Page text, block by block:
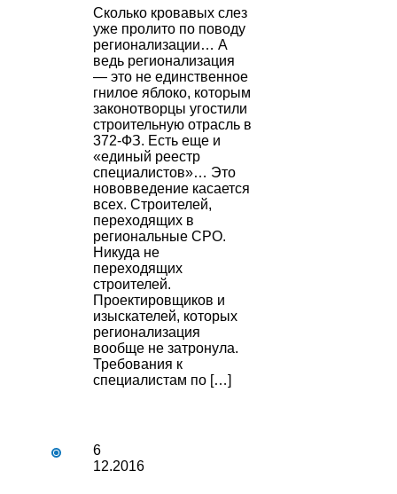
Сколько кровавых слез
уже пролито по поводу
регионализации… А
ведь регионализация
— это не единственное
гнилое яблоко, которым
законотворцы угостили
строительную отрасль в
372-ФЗ. Есть еще и
«единый реестр
специалистов»… Это
нововведение касается
всех. Строителей,
переходящих в
региональные СРО.
Никуда не
переходящих
строителей.
Проектировщиков и
изыскателей, которых
регионализация
вообще не затронула.
Требования к
специалистам по […]
6
12.2016